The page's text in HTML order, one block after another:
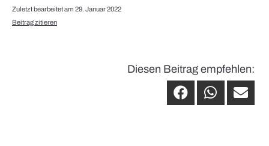
Zuletzt bearbeitet am 29. Januar 2022
Beitrag zitieren
Diesen Beitrag empfehlen: